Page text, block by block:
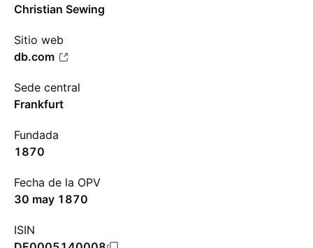
Christian Sewing
Sitio web
db.com
Sede central
Frankfurt
Fundada
1870
Fecha de la OPV
30 may 1870
ISIN